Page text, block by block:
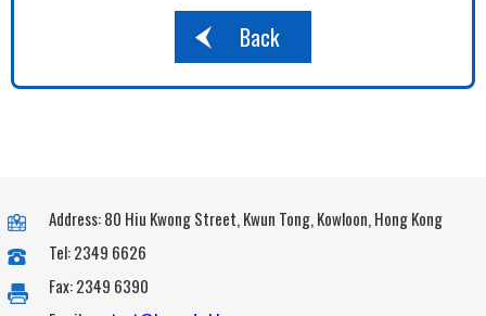
Back
Address: 80 Hiu Kwong Street, Kwun Tong, Kowloon, Hong Kong
Tel: 2349 6626
Fax: 2349 6390